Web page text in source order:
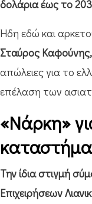
δολάρια έως το
Ήδη εδώ και
Σταύρος Καφούνης,
απώλειες για το
επέλαση των
«Νάρκη»
Την ίδια στιγμή
Επιχειρήσεων